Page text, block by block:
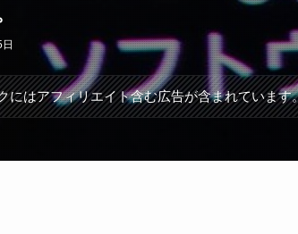
にはアフィリエイト含む広告が含まれていま